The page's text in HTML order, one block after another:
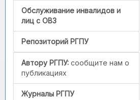
Обслуживание инвалидов и
лиц с ОВЗ
Репозиторий РГПУ
Автору РГПУ: сообщите нам о
публикациях
Журналы РГПУ